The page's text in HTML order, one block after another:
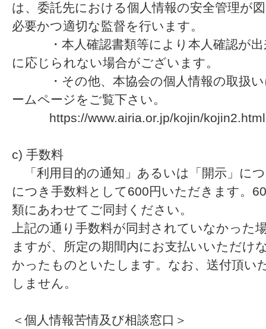
は、委託先における個人情報の安全管理が
必要かつ適切な監督を行います。
・本人確認書類等により本人確認が出
に応じられない場合がございます。
・その他、本協会の個人情報の取扱い
ームページをご覧下さい。
https://www.airia.or.jp/kojin/kojin2.html
c) 手数料
「利用目的の通知」あるいは「開示」に
につき手数料として600円いただきます。
類にあわせてご同封ください。
上記の通り手数料が同封されていなかった
ますが、所定の期間内にお支払いいただけ
かったものといたします。なお、送付頂い
しません。
＜個人情報苦情及び相談窓口＞